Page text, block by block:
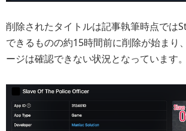
削除されたタイトルは記事執筆時点では
できるものの約15時間前に削除が始まり
ージは確認できない状況となっています。